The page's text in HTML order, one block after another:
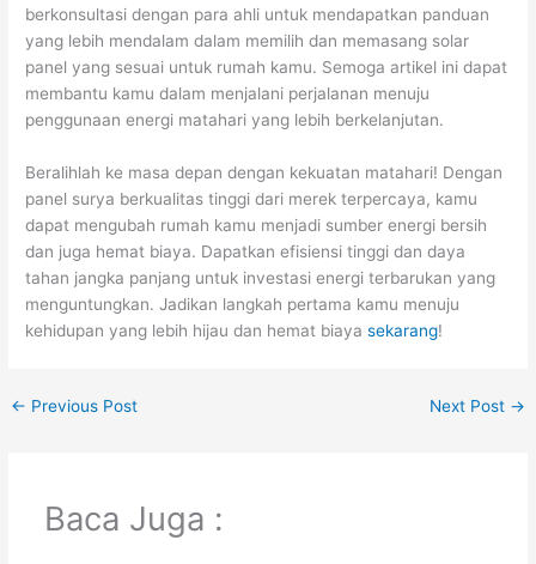
berkonsultasi dengan para ahli untuk mendapatkan panduan
yang lebih mendalam dalam memilih dan memasang solar
panel yang sesuai untuk rumah kamu. Semoga artikel ini dapat
membantu kamu dalam menjalani perjalanan menuju
penggunaan energi matahari yang lebih berkelanjutan.
Beralihlah ke masa depan dengan kekuatan matahari! Dengan
panel surya berkualitas tinggi dari merek terpercaya, kamu
dapat mengubah rumah kamu menjadi sumber energi bersih
dan juga hemat biaya. Dapatkan efisiensi tinggi dan daya
tahan jangka panjang untuk investasi energi terbarukan yang
menguntungkan. Jadikan langkah pertama kamu menuju
kehidupan yang lebih hijau dan hemat biayasekarang!
← Previous Post Next Post →
Baca Juga :